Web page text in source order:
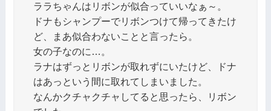
ララちゃんはリボンが似合っていいなぁ～。
ドナもシャンプーでリボンつけて帰ってきたけ
ど、まあ似合わないことと言ったら。
女の子なのに…。
ラナはずっとリボンが取れずにいたけど、ドナ
はあっという間に取れてしまいました。
なんかクチャクチャしてると思ったら、リボン